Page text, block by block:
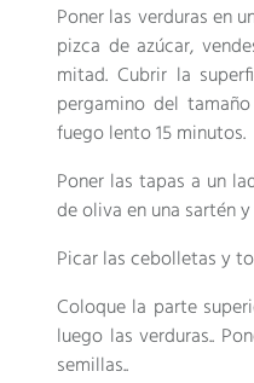
Poner las verduras en
pizca de azúcar,
mitad. Cubrir la
pergamino del
fuego lento 15 minutos.
Poner las tapas a un
de oliva en una sartén
Picar las cebolletas y
Coloque la parte
luego las verduras..
semillas..